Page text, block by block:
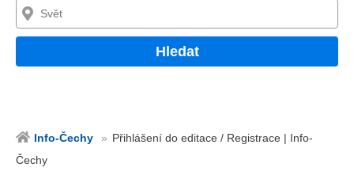
Hledat
Info-Čechy
Přihlášení do editace / Registrace | Info-
Čechy